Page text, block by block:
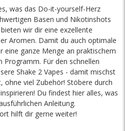
was das Do-it-yourself-Herz
Basen und Nikotinshots
wir dir eine exzellente
Aromen. Damit du auch optimale
eine ganze Menge an praktischem
Programm. Für den schnellen
Shake 2 Vapes - damit mischst
ohne viel Zubehör! Stöbere durch
Du findest hier alles, was
Anleitung.
hilft dir gerne weiter!